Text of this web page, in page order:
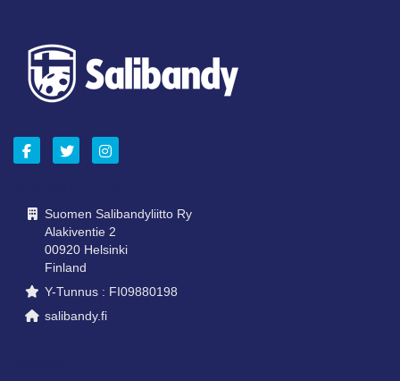
Suomen Salibandyliitto Ry
Alakiventie 2
00920 Helsinki
Finland
Y-Tunnus : FI09880198
salibandy.fi